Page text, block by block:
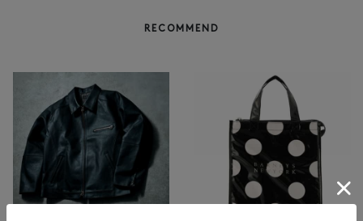
RECOMMEND